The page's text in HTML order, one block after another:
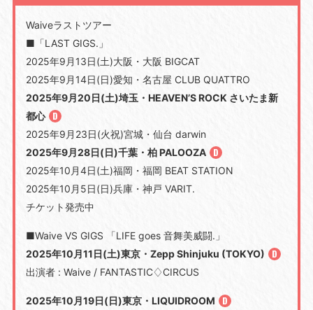
Waiveラストツアー
■「LAST GIGS.」
2025年9月13日(土)大阪・大阪 BIGCAT
2025年9月14日(日)愛知・名古屋 CLUB QUATTRO
2025年9月20日(土)埼玉・HEAVEN’S ROCK さいたま新
都心
2025年9月23日(火祝)宮城・仙台 darwin
2025年9月28日(日)千葉・柏 PALOOZA
2025年10月4日(土)福岡・福岡 BEAT STATION
2025年10月5日(日)兵庫・神戸 VARIT.
チケット発売中
■Waive VS GIGS 「LIFE goes ⾳舞美威闘.」
2025年10月11日(土)東京・Zepp Shinjuku (TOKYO)
出演者 : Waive / FANTASTIC♢CIRCUS
2025年10月19日(日)東京・LIQUIDROOM